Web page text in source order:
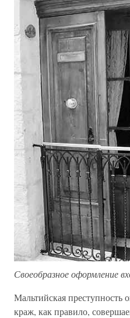
Своеобразное оформление
Мальтийская преступность
краж, как правило,